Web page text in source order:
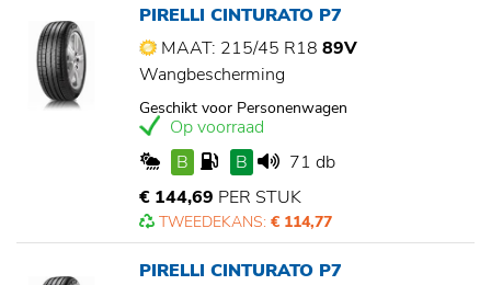
PIRELLI CINTURATO P7
MAAT: 215/45 R18 89V
Wangbescherming
Geschikt voor Personenwagen
Op voorraad
B
B
71 db
€ 144,69 PER STUK
TWEEDEKANS: € 114,77
PIRELLI CINTURATO P7